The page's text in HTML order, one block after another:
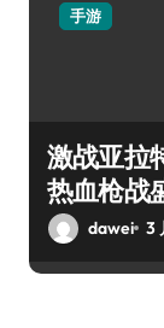
手游
激战亚拉
热血枪战
dawei 3